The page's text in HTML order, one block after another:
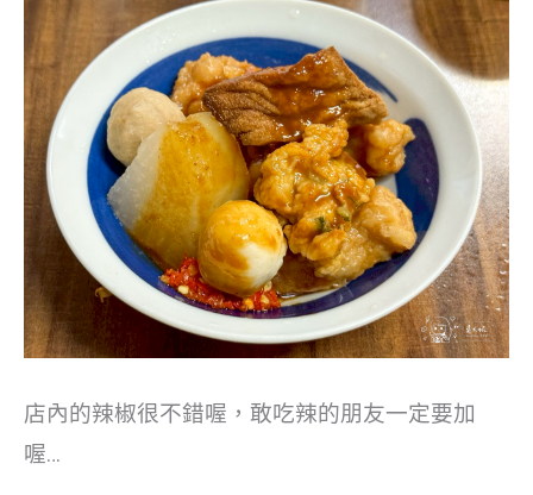
店內的辣椒很不錯喔，敢吃辣的朋友一定要加
喔…